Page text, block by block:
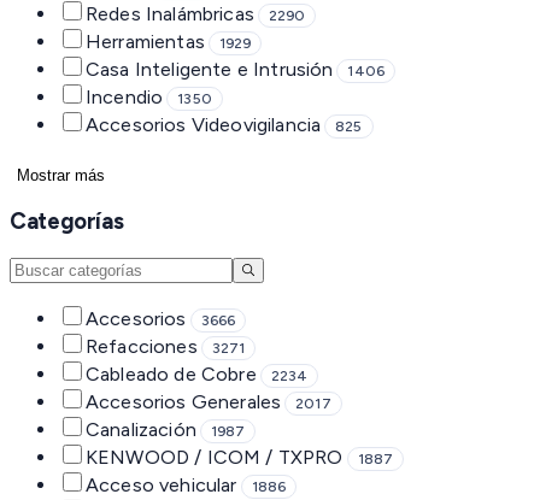
Redes Inalámbricas 2290
Herramientas 1929
Casa Inteligente e Intrusión 1406
Incendio 1350
Accesorios Videovigilancia 825
Mostrar más
Categorías
Accesorios 3666
Refacciones 3271
Cableado de Cobre 2234
Accesorios Generales 2017
Canalización 1987
KENWOOD / ICOM / TXPRO 1887
Acceso vehicular 1886